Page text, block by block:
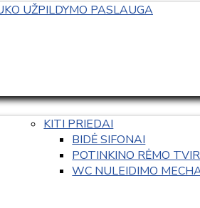
UŽPILDYMO PASLAUGA
KITI PRIEDAI
BIDĖ SIFONAI
POTINKINO RĖMO
WC NULEIDIMO